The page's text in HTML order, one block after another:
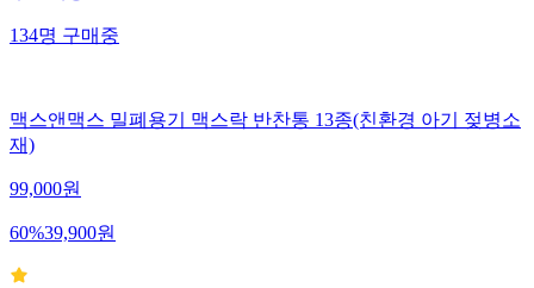
134명 구매중
맥스앤맥스 밀폐용기 맥스락 반찬통 13종(친환경 아기 젖병소
재)
99,000원
60%39,900원